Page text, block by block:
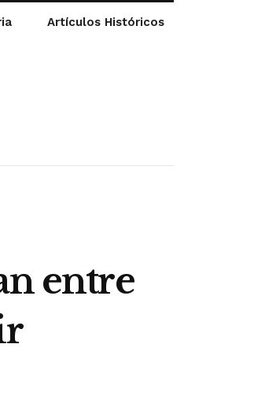
Artículos Históricos
entre